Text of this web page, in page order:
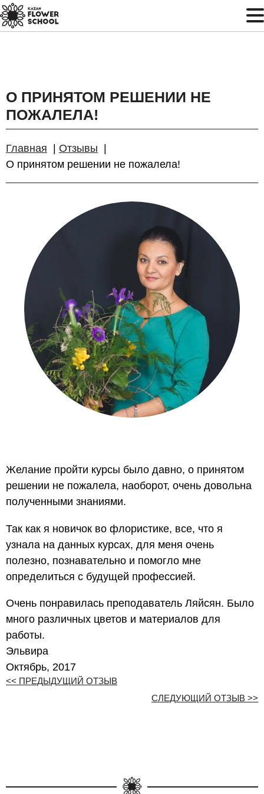
О ПРИНЯТОМ РЕШЕНИИ НЕ
ПОЖАЛЕЛА!
Главная
Отзывы
О принятом решении не пожалела!
Желание пройти курсы было давно, о принятом
решении не пожалела, наоборот, очень довольна
полученными знаниями.
Так как я новичок во флористике, все, что я
узнала на данных курсах, для меня очень
полезно, познавательно и помогло мне
определиться с будущей профессией.
Очень понравилась преподаватель Ляйсян. Было
много различных цветов и материалов для
работы.
Эльвира
Октябрь, 2017
<< ПРЕДЫДУЩИЙ ОТЗЫВ
СЛЕДУЮЩИЙ ОТЗЫВ >>